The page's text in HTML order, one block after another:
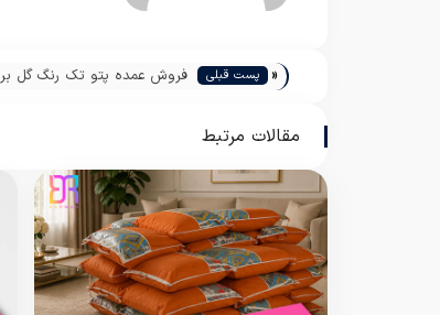
« پست قبلی فروش عمده پتو تک رنگ گل
مقالات مرتبط